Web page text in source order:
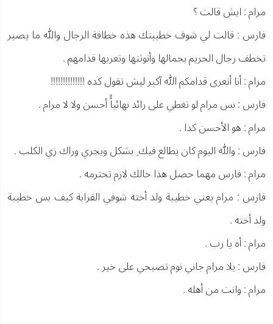
مرام : ايش قالت ؟
فارس : قالت لي شوف خطيبتك هذه خطافة الرجال والله ما يصير
تخطف رجال الحريم بجمالها وأنوثتها وتعريها قدامهم .
مرام : أنا أتعرى قدامكم الله آكبر ليش تقول كده !!!!!!!!!!!!!!
فارس : بس مرام لو تغطي على رائد نهائياًً أحسن ولا لا مرام .
مرام : هو الأحسن كدا .
فارس : والله اليوم كان يطالع فيك ِ بشكل ويجري وراك زي الكلب .
مرام : فارس مهما حصل هذا خالك لازم تحترمه .
فارس : مرام يعني خطيبة ولد أخته شوفي القرابة كيف بس خطيبة
ولد أخته .
مرام : أه يا رب .
فارس : يلا مرام جاني نوم تصبحي على خير .
مرام : وانت من أهله .